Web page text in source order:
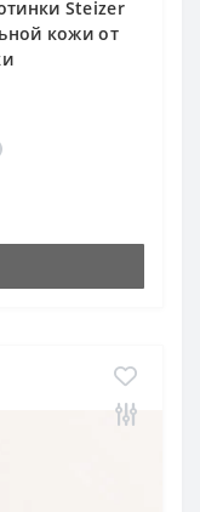
Steizer
кожи от